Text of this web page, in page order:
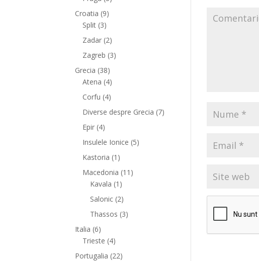
Croatia (9)
Split (3)
Zadar (2)
Zagreb (3)
Grecia (38)
Atena (4)
Corfu (4)
Diverse despre Grecia (7)
Epir (4)
Insulele Ionice (5)
Kastoria (1)
Macedonia (11)
Kavala (1)
Salonic (2)
Thassos (3)
Italia (6)
Trieste (4)
Portugalia (22)